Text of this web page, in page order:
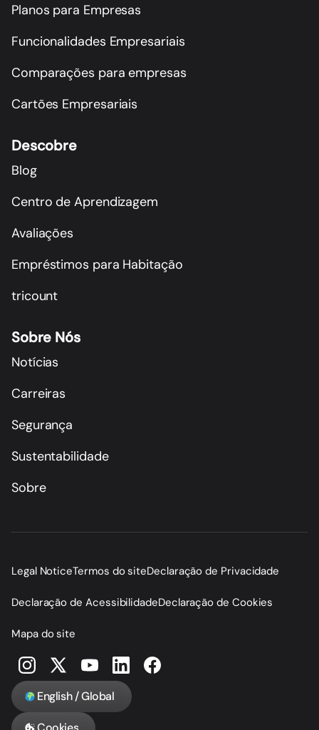
Planos para Empresas
Funcionalidades Empresariais
Comparações para empresas
Cartões Empresariais
Descobre
Blog
Centro de Aprendizagem
Avaliações
Empréstimos para Habitação
tricount
Sobre Nós
Notícias
Carreiras
Segurança
Sustentabilidade
Sobre
Legal NoticeTermos do siteDeclaração de Privacidade
Declaração de AcessibilidadeDeclaração de Cookies
Mapa do site
English / Global